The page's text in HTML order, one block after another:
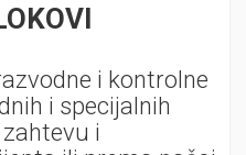
i kontrolne
i specijalnih
i